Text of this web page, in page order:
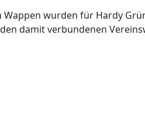
Wappen wurden für Hardy
damit verbundenen